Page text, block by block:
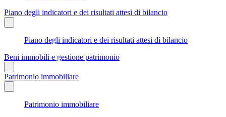
Piano degli indicatori e dei risultati attesi di bilancio
Piano degli indicatori e dei risultati attesi di bilancio
Beni immobili e gestione patrimonio
Patrimonio immobiliare
Patrimonio immobiliare